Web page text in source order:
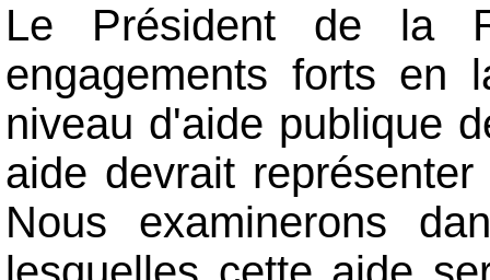
Le Président de la
engagements forts en
niveau d'aide publique
aide devrait
Nous examinerons